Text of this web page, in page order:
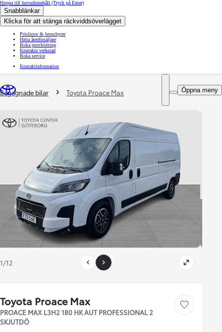
Hoppa till huvudinnehåll (Tryck på Enter)
Snabblänkar
Klicka för att stänga räckviddsöverlägget
Prislistor & broschyrer
Hitta återförsäljare
Boka provkörning
Kontakta verkstad
Boka service
Kontaktinformation
Öppna meny
You are here
Begagnade bilar Toyota Proace Max
1/12
Toyota Proace Max
PROACE MAX L3H2 180 HK AUT PROFESSIONAL 2
SKJUTDÖ
Save car